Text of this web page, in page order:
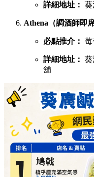
詳細地址： 葵
Athena（調酒師即
必點推介： 莓
詳細地址： 葵
舖